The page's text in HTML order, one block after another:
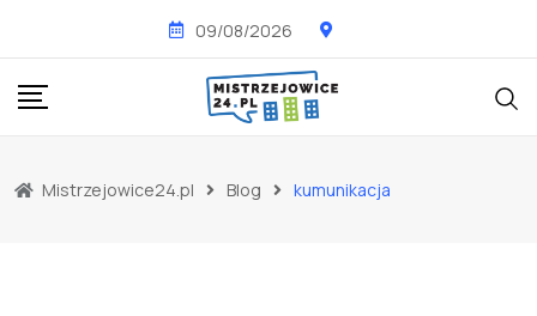
content
09/08/2026
Mistrzejowice24.pl Blog kumunikacja